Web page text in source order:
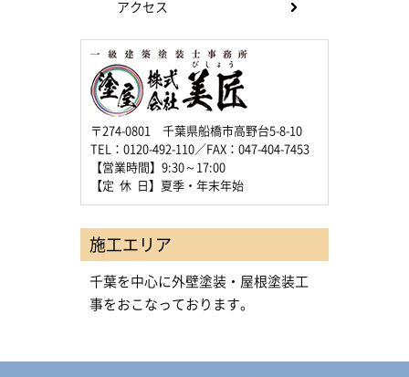
アクセス
〒274-0801 千葉県船橋市高野台5-8-10
TEL：0120-492-110／FAX：047-404-7453
【営業時間】9:30～17:00
【定 休 日】夏季・年末年始
施工エリア
千葉を中心に外壁塗装・屋根塗装工
事をおこなっております。